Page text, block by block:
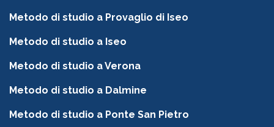
Metodo di studio a Provaglio di Iseo
Metodo di studio a Iseo
Metodo di studio a Verona
Metodo di studio a Dalmine
Metodo di studio a Ponte San Pietro